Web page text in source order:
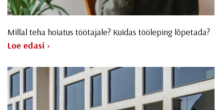
Millal teha hoiatus töötajale? Kuidas tööleping lõpetada?
Loe edasi ›